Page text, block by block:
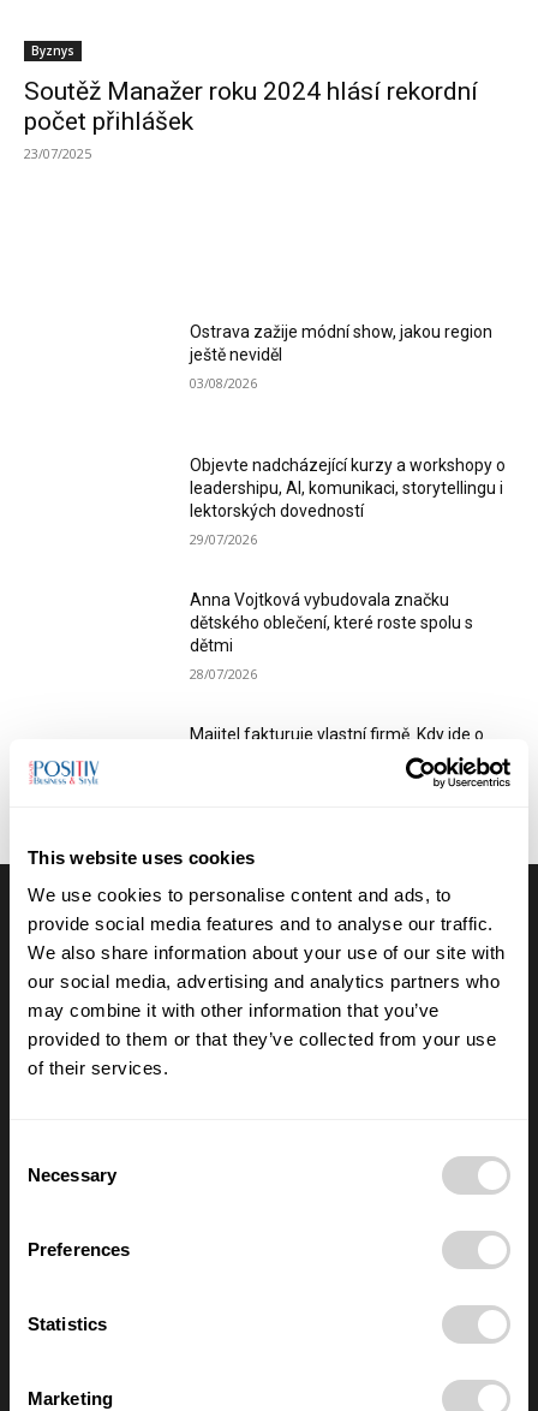
This website uses cookies
We use cookies to personalise content and ads, to
provide social media features and to analyse our traffic.
We also share information about your use of our site with
our social media, advertising and analytics partners who
may combine it with other information that you’ve
provided to them or that they’ve collected from your use
of their services.
Selection
Necessary
Preferences
Statistics
Marketing
Byznys
Soutěž Manažer roku 2024 hlásí rekordní
počet přihlášek
23/07/2025
Ostrava zažije módní show, jakou region
ještě neviděl
03/08/2026
Objevte nadcházející kurzy a workshopy o
leadershipu, AI, komunikaci, storytellingu i
lektorských dovedností
29/07/2026
Anna Vojtková vybudovala značku
dětského oblečení, které roste spolu s
dětmi
28/07/2026
Majitel fakturuje vlastní firmě. Kdy jde o
podnikání a kdy už hrozí doměření
Výběr redakce
Anna Vojtková vybudovala značku
dětského oblečení, které roste spolu s
Nové číslo POSITIV MAN – O rozhodnutích,